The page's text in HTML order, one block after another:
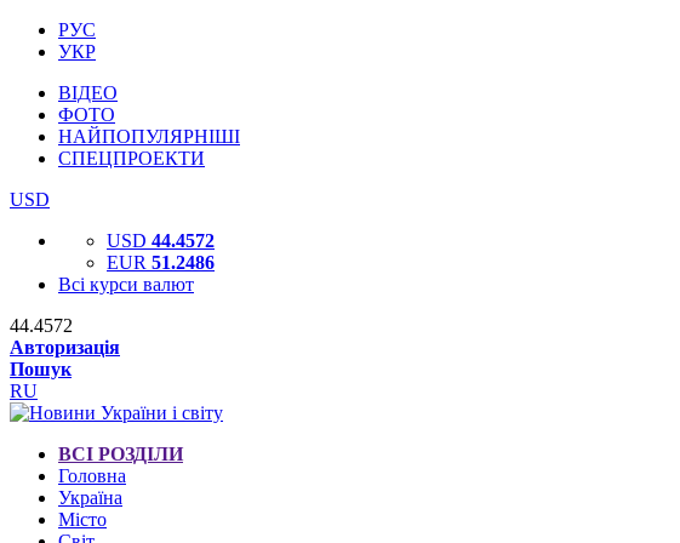
РУС
УКР
ВІДЕО
ФОТО
НАЙПОПУЛЯРНІШІ
СПЕЦПРОЕКТИ
USD
USD 44.4572
EUR 51.2486
Всі курси валют
44.4572
Авторизація
Пошук
RU
ВСІ РОЗДІЛИ
Головна
Україна
Місто